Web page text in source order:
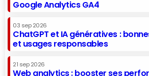
Google Analytics GA4
03 sep 2026
ChatGPT et IA génératives :
et usages responsables
21 sep 2026
Web analytics : booster ses